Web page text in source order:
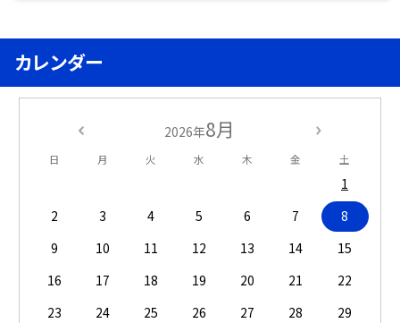
カレンダー
2026年8月
日 月 火 水 木 金 土
1
2
3 4 5 6 7
8
9
10 11 12 13 14
15
16
17 18 19 20 21
22
23
24 25 26 27 28
29